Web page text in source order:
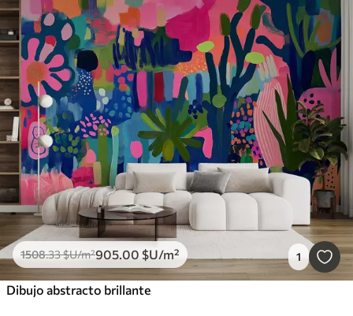
1508.33$U/m²905.00 $U/m² 1
Dibujo abstracto brillante